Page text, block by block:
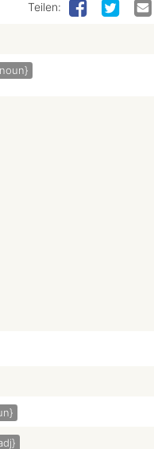
Teilen: